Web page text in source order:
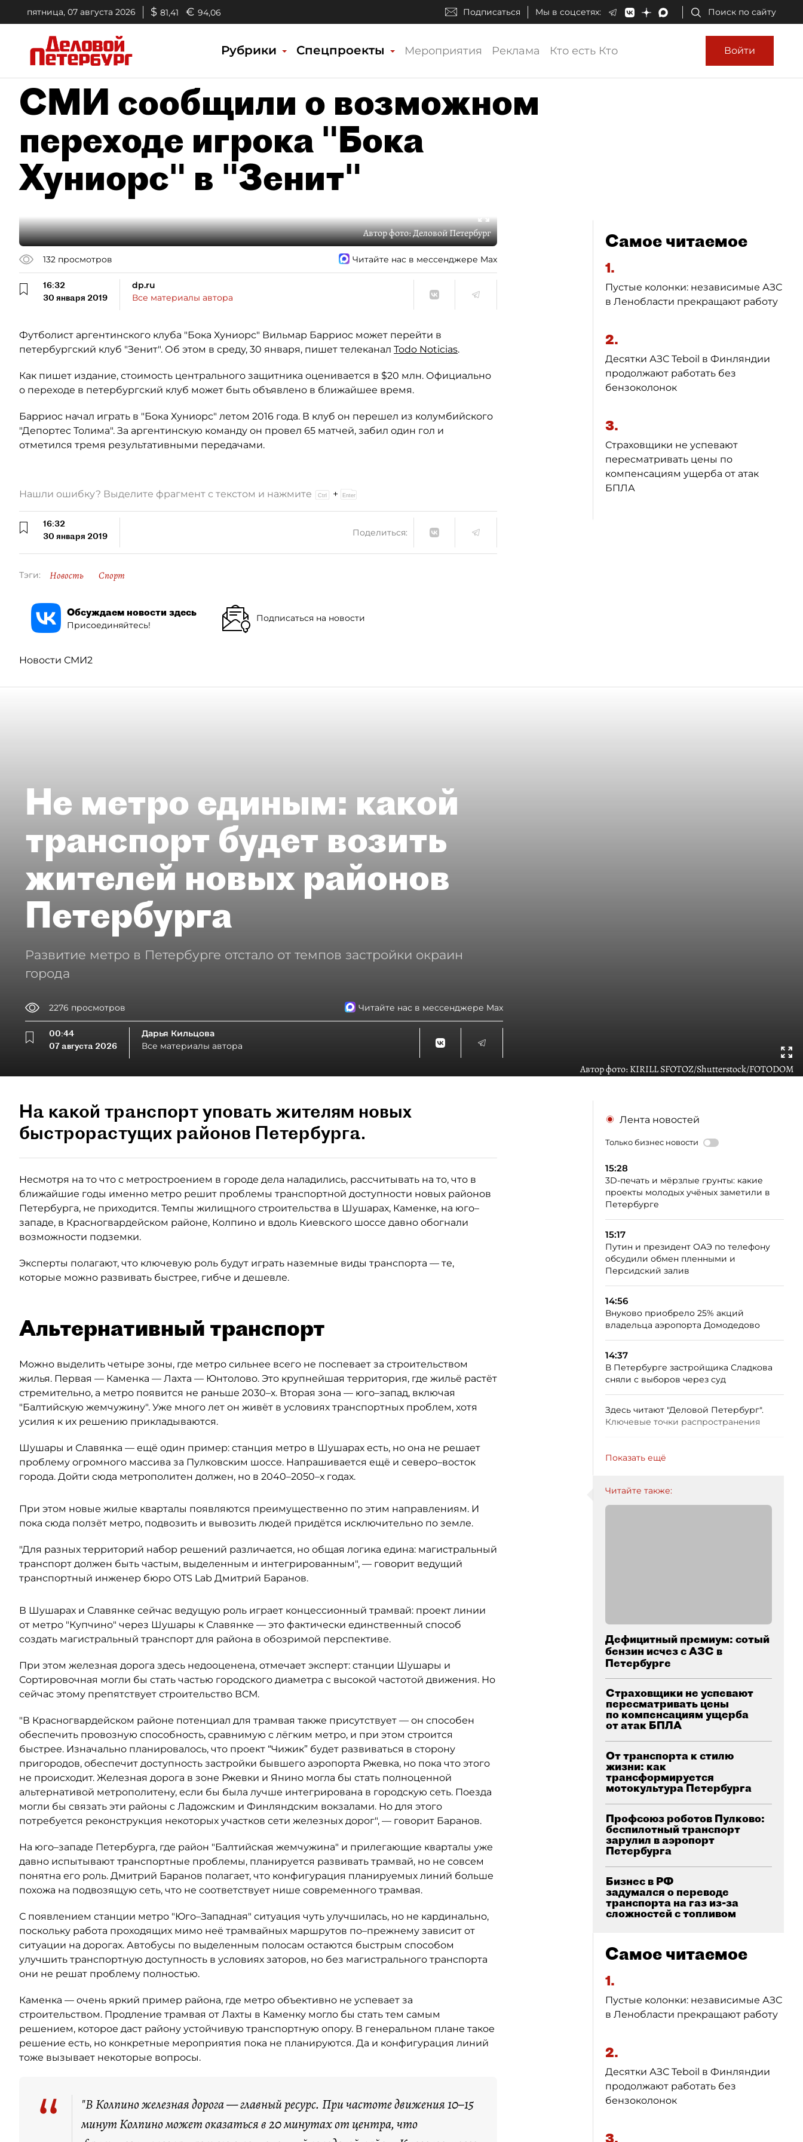
пятница, 07 августа 2026 $ 81,41 € 94,06 Подписаться Мы в соцсетях: Поиск по сайту
Рубрики Спецпроекты Мероприятия Реклама Кто есть Кто Войти
СМИ сообщили о возможном
переходе игрока "Бока
Хуниорс" в "Зенит"
Автор фото:Деловой Петербург
132 просмотров Читайте нас в мессенджере Max
16:32
30 января 2019
dp.ru
Все материалы автора
Футболист аргентинского клуба "Бока Хуниорс" Вильмар Барриос может перейти в
петербургский клуб "Зенит". Об этом в среду, 30 января, пишет телеканал Todo Noticias.
Как пишет издание, стоимость центрального защитника оценивается в $20 млн. Официально
о переходе в петербургский клуб может быть объявлено в ближайшее время.
Барриос начал играть в "Бока Хуниорс" летом 2016 года. В клуб он перешел из колумбийского
"Депортес Толима". За аргентинскую команду он провел 65 матчей, забил один гол и
отметился тремя результативными передачами.
Самое читаемое
1.
Пустые колонки: независимые АЗС
в Ленобласти прекращают работу
2.
Десятки АЗС Teboil в Финляндии
продолжают работать без
бензоколонок
3.
Страховщики не успевают
пересматривать цены по
компенсациям ущерба от атак
БПЛА
Нашли ошибку? Выделите фрагмент с текстом и нажмите +
16:32
30 января 2019
Поделиться:
Тэги: Новость Спорт
Обсуждаем новости здесь
Присоединяйтесь!
Подписаться на новости
Новости СМИ2
Не метро единым: какой
транспорт будет возить
жителей новых районов
Петербурга
Развитие метро в Петербурге отстало от темпов застройки окраин
города
2276 просмотров Читайте нас в мессенджере Max
00:44
07 августа 2026
Дарья Кильцова
Все материалы автора
Автор фото:KIRILL SFOTOZ/Shutterstock/FOTODOM
На какой транспорт уповать жителям новых
быстрорастущих районов Петербурга.
Несмотря на то что с метростроением в городе дела наладились, рассчитывать на то, что в
ближайшие годы именно метро решит проблемы транспортной доступности новых районов
Петербурга, не приходится. Темпы жилищного строительства в Шушарах, Каменке, на юго–
западе, в Красногвардейском районе, Колпино и вдоль Киевского шоссе давно обогнали
возможности подземки.
Эксперты полагают, что ключевую роль будут играть наземные виды транспорта — те,
которые можно развивать быстрее, гибче и дешевле.
Альтернативный транспорт
Можно выделить четыре зоны, где метро сильнее всего не поспевает за строительством
жилья. Первая — Каменка — Лахта — Юнтолово. Это крупнейшая территория, где жильё растёт
стремительно, а метро появится не раньше 2030–х. Вторая зона — юго–запад, включая
"Балтийскую жемчужину". Уже много лет он живёт в условиях транспортных проблем, хотя
усилия к их решению прикладываются.
Шушары и Славянка — ещё один пример: станция метро в Шушарах есть, но она не решает
проблему огромного массива за Пулковским шоссе. Напрашивается ещё и северо–восток
города. Дойти сюда метрополитен должен, но в 2040–2050–х годах.
При этом новые жилые кварталы появляются преимущественно по этим направлениям. И
пока сюда ползёт метро, подвозить и вывозить людей придётся исключительно по земле.
"Для разных территорий набор решений различается, но общая логика едина: магистральный
транспорт должен быть частым, выделенным и интегрированным", — говорит ведущий
транспортный инженер бюро OTS Lab Дмитрий Баранов.
В Шушарах и Славянке сейчас ведущую роль играет концессионный трамвай: проект линии
от метро "Купчино" через Шушары к Славянке — это фактически единственный способ
создать магистральный транспорт для района в обозримой перспективе.
При этом железная дорога здесь недооценена, отмечает эксперт: станции Шушары и
Сортировочная могли бы стать частью городского диаметра с высокой частотой движения. Но
сейчас этому препятствует строительство ВСМ.
"В Красногвардейском районе потенциал для трамвая также присутствует — он способен
обеспечить провозную способность, сравнимую с лёгким метро, и при этом строится
быстрее. Изначально планировалось, что проект “Чижик” будет развиваться в сторону
пригородов, обеспечит доступность застройки бывшего аэропорта Ржевка, но пока что этого
не происходит. Железная дорога в зоне Ржевки и Янино могла бы стать полноценной
альтернативой метрополитену, если бы была лучше интегрирована в городскую сеть. Поезда
могли бы связать эти районы с Ладожским и Финляндским вокзалами. Но для этого
потребуется реконструкция некоторых участков сети железных дорог", — говорит Баранов.
На юго–западе Петербурга, где район "Балтийская жемчужина" и прилегающие кварталы уже
давно испытывают транспортные проблемы, планируется развивать трамвай, но не совсем
понятна его роль. Дмитрий Баранов полагает, что конфигурация планируемых линий больше
похожа на подвозящую сеть, что не соответствует нише современного трамвая.
С появлением станции метро "Юго–Западная" ситуация чуть улучшилась, но не кардинально,
поскольку работа проходящих мимо неё трамвайных маршрутов по–прежнему зависит от
ситуации на дорогах. Автобусы по выделенным полосам остаются быстрым способом
улучшить транспортную доступность в условиях заторов, но без магистрального транспорта
они не решат проблему полностью.
Каменка — очень яркий пример района, где метро объективно не успевает за
строительством. Продление трамвая от Лахты в Каменку могло бы стать тем самым
решением, которое даст району устойчивую транспортную опору. В генеральном плане такое
решение есть, но конкретные мероприятия пока не планируются. Да и конфигурация линий
тоже вызывает некоторые вопросы.
“
"В Колпино железная дорога — главный ресурс. При частоте движения 10–15
минут Колпино может оказаться в 20 минутах от центра, что
Лента новостей
Только бизнес новости
15:28
3D-печать и мёрзлые грунты: какие
проекты молодых учёных заметили в
Петербурге
15:17
Путин и президент ОАЭ по телефону
обсудили обмен пленными и
Персидский залив
14:56
Внуково приобрело 25% акций
владельца аэропорта Домодедово
14:37
В Петербурге застройщика Сладкова
сняли с выборов через суд
Здесь читают "Деловой Петербург".
Ключевые точки распространения
Показать ещё
Читайте также:
Дефицитный премиум: сотый
бензин исчез с АЗС в
Петербурге
Страховщики не успевают
пересматривать цены
по компенсациям ущерба
от атак БПЛА
От транспорта к стилю
жизни: как
трансформируется
мотокультура Петербурга
Профсоюз роботов Пулково:
беспилотный транспорт
зарулил в аэропорт
Петербурга
Бизнес в РФ
задумался о переводе
транспорта на газ из-за
сложностей с топливом
Самое читаемое
1.
Пустые колонки: независимые АЗС
в Ленобласти прекращают работу
2.
Десятки АЗС Teboil в Финляндии
продолжают работать без
бензоколонок
3.